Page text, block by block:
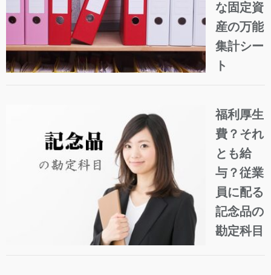
な固定資
産の万能
集計シー
ト
福利厚生
費？それ
とも給
与？従業
員に配る
記念品の
勘定科目